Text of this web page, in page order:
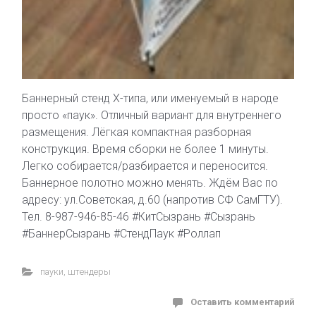
Баннерный стенд Х-типа, или именуемый в народе
просто «паук». Отличный вариант для внутреннего
размещения. Лёгкая компактная разборная
конструкция. Время сборки не более 1 минуты.
Легко собирается/разбирается и переносится.
Баннерное полотно можно менять. Ждём Вас по
адресу: ул.Советская, д.60 (напротив СФ СамГТУ).
Тел. 8-987-946-85-46 #КитСызрань #Сызрань
#БаннерСызрань #СтендПаук #Роллап
пауки штендеры
Оставить комментарий